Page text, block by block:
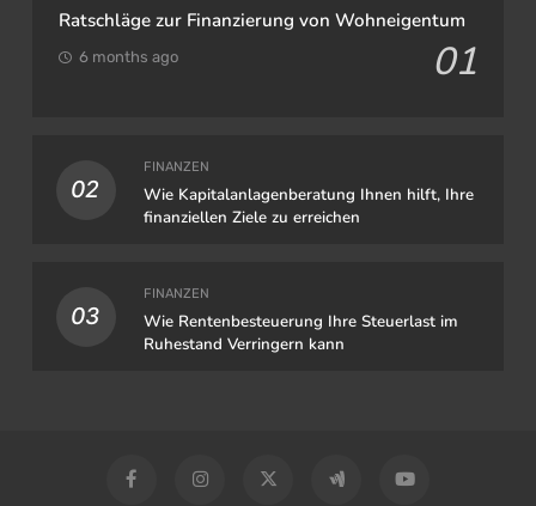
Ratschläge zur Finanzierung von Wohneigentum
01
6 months ago
02
FINANZEN
Wie Kapitalanlagenberatung Ihnen hilft, Ihre
finanziellen Ziele zu erreichen
03
FINANZEN
Wie Rentenbesteuerung Ihre Steuerlast im
Ruhestand Verringern kann